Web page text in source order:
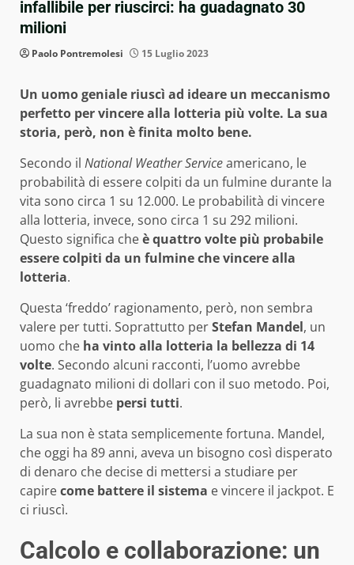
infallibile per riuscirci: ha guadagnato 30
milioni
Paolo Pontremolesi 15 Luglio 2023
Un uomo geniale riuscì ad ideare un meccanismo
perfetto per vincere alla lotteria più volte. La sua
storia, però, non è finita molto bene.
Secondo il National Weather Serviceamericano, le
probabilità di essere colpiti da un fulmine durante la
vita sono circa 1 su 12.000. Le probabilità di vincere
alla lotteria, invece, sono circa 1 su 292 milioni.
Questo significa cheè quattro volte più probabile
essere colpiti da un fulmine che vincere alla
lotteria.
Questa ‘freddo’ ragionamento, però, non sembra
valere per tutti. Soprattutto perStefan Mandel, un
uomo che ha vinto alla lotteria la bellezza di 14
volte. Secondo alcuni racconti, l’uomo avrebbe
guadagnato milioni di dollari con il suo metodo. Poi,
però, li avrebbe persi tutti.
La sua non è stata semplicemente fortuna. Mandel,
che oggi ha 89 anni, aveva un bisogno così disperato
di denaro che decise di mettersi a studiare per
capirecome battere il sistema e vincere il jackpot. E
ci riuscì.
Calcolo e collaborazione: un